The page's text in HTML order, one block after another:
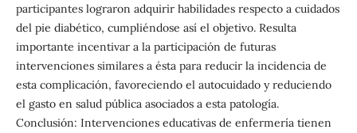
participantes lograron adquirir habilidades respecto a cuidados
del pie diabético, cumpliéndose así el objetivo. Resulta
importante incentivar a la participación de futuras
intervenciones similares a ésta para reducir la incidencia de
esta complicación, favoreciendo el autocuidado y reduciendo
el gasto en salud pública asociados a esta patología.
Conclusión: Intervenciones educativas de enfermería tienen